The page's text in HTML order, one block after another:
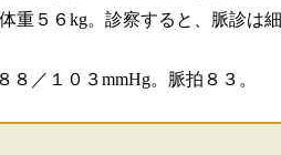
重５６kg。診察すると、脈診は
８／１０３mmHg。脈拍８３。